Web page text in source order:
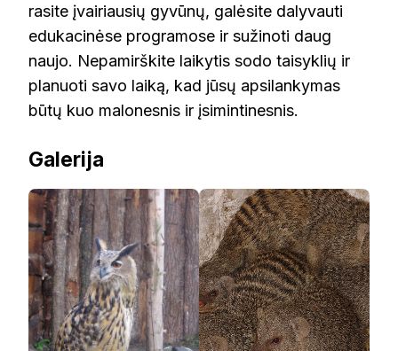
rasite įvairiausių gyvūnų, galėsite dalyvauti
edukacinėse programose ir sužinoti daug
naujo. Nepamirškite laikytis sodo taisyklių ir
planuoti savo laiką, kad jūsų apsilankymas
būtų kuo malonesnis ir įsimintinesnis.
Galerija